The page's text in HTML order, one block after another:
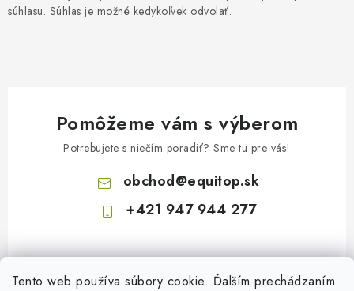
Tento web používa súbory cookie. Ďalším prechádzaním
súhlasu. Súhlas je možné kedykoľvek odvolať.
Pomôžeme vám s výberom
Potrebujete s niečím poradiť? Sme tu pre vás!
obchod@equitop.sk
+421 947 944 277